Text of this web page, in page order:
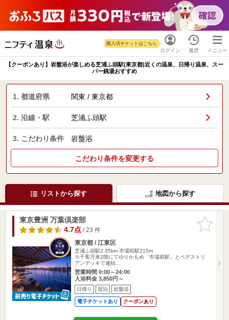
ログイン
購入済チケットはこちら
履歴 メニュー
【クーポンあり】岩盤浴が楽しめる芝浦ふ頭駅(東京都)近くの温泉、日帰り温泉、スー
パー銭湯おすすめ
1. 都道府県 関東 / 東京都
2. 沿線・駅 芝浦ふ頭駅
3. こだわり条件 岩盤浴
こだわり条件を変更する
リストから探す 地図から探す
お気に入
りに追加
東京豊洲 万葉倶楽部
4.7点/ 23 件
東京都 / 江東区
芝浦ふ頭駅2.35km 市場前駅215m
※千客万来2階にてゆりかもめ「市場前駅」とペデストリ
アンデッキで連結…
営業時間 0:00～24:00
入浴料金 3,850円～
日帰り 宿泊 岩盤浴
電子チケットあり クーポンあり